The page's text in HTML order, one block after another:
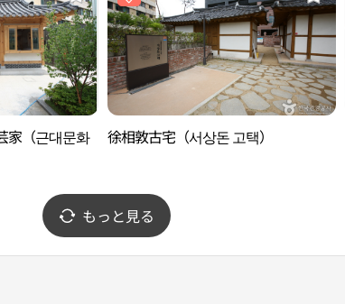
家（근대문화
徐相敦古宅（서상돈 고택）
もっと見る